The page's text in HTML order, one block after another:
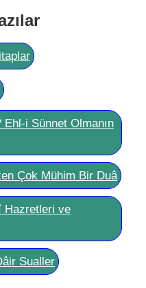
i Sünnet Olmanın
Çok Mühim Bir Duâ
Hazretleri ve
Sualler